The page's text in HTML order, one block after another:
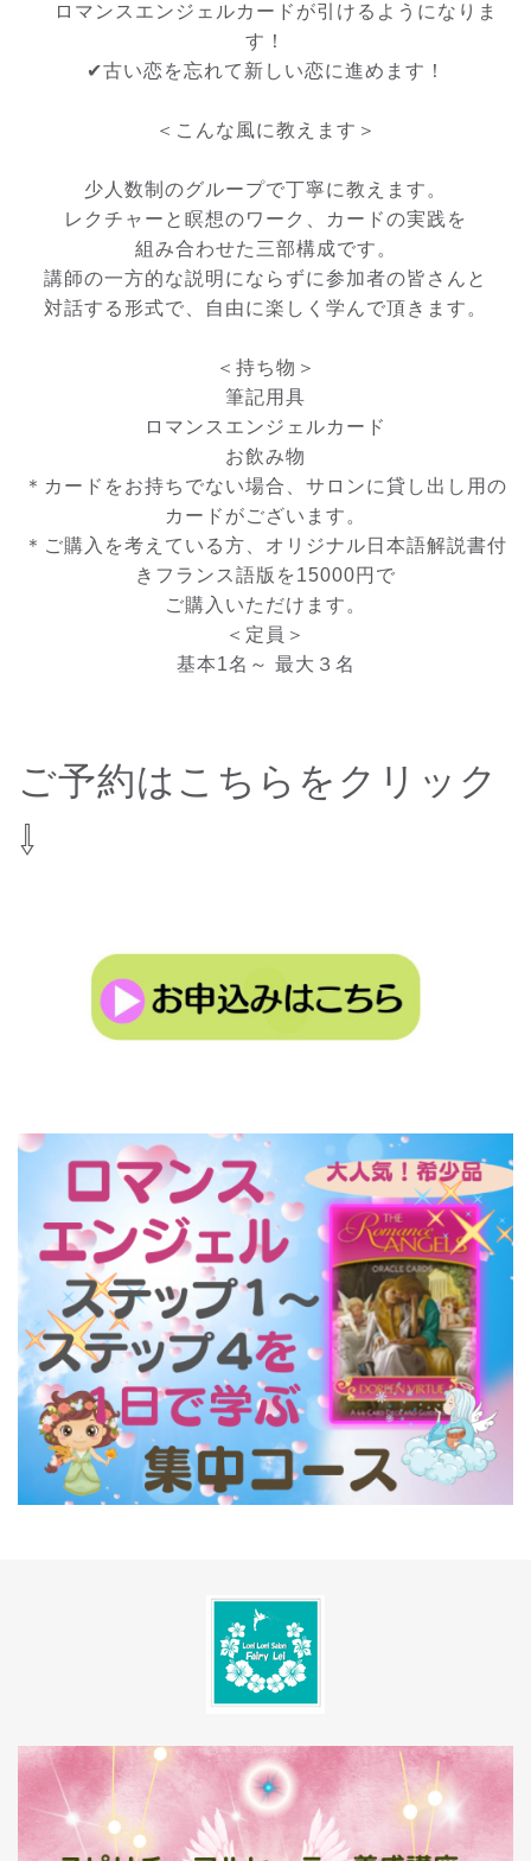
ロマンスエンジェルカードが引けるようになりま
す！
✔古い恋を忘れて新しい恋に進めます！
＜こんな風に教えます＞
少人数制のグループで丁寧に教えます。
レクチャーと瞑想のワーク、カードの実践を
組み合わせた三部構成です。
講師の一方的な説明にならずに参加者の皆さんと
対話する形式で、自由に楽しく学んで頂きます。
＜持ち物＞
筆記用具
ロマンスエンジェルカード
お飲み物
＊カードをお持ちでない場合、サロンに貸し出し用の
カードがございます。
＊ご購入を考えている方、オリジナル日本語解説書付
きフランス語版を15000円で
ご購入いただけます。
＜定員＞
基本1名～ 最大３名
ご予約はこちらをクリック
⇩